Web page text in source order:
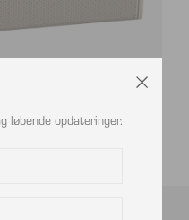
1×12″ SUB
løbende opdateringer.